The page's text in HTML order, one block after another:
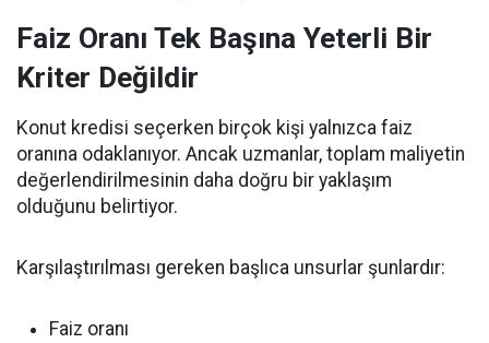
Faiz Oranı Tek Başına Yeterli Bir
Kriter Değildir
Konut kredisi seçerken birçok kişi yalnızca faiz
oranına odaklanıyor. Ancak uzmanlar, toplam maliyetin
değerlendirilmesinin daha doğru bir yaklaşım
olduğunu belirtiyor.
Karşılaştırılması gereken başlıca unsurlar şunlardır:
Faiz oranı